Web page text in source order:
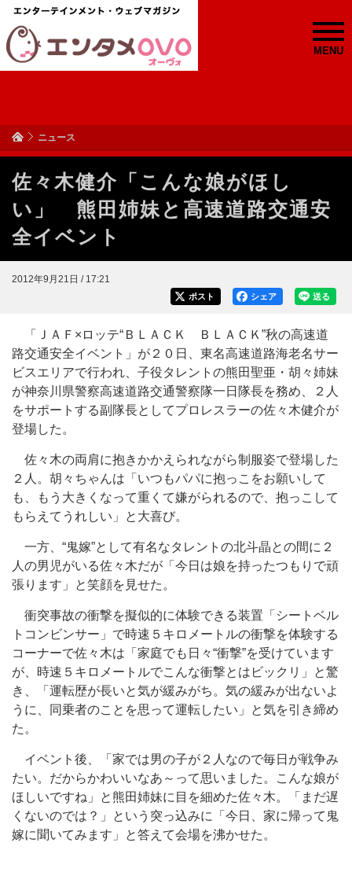
MENU
ニュース
佐々木健介「こんな娘がほし
い」 熊田姉妹と高速道路交通安
全イベント
2012年9月21日 / 17:21
送る
シェア
ポスト
「ＪＡＦ×ロッテ“ＢＬＡＣＫ ＢＬＡＣＫ”秋の高速道
路交通安全イベント」が２０日、東名高速道路海老名サー
ビスエリアで行われ、子役タレントの熊田聖亜・胡々姉妹
が神奈川県警察高速道路交通警察隊一日隊長を務め、２人
をサポートする副隊長としてプロレスラーの佐々木健介が
登場した。
佐々木の両肩に抱きかかえられながら制服姿で登場した
２人。胡々ちゃんは「いつもパパに抱っこをお願いして
も、もう大きくなって重くて嫌がられるので、抱っこして
もらえてうれしい」と大喜び。
一方、“鬼嫁”として有名なタレントの北斗晶との間に２
人の男児がいる佐々木だが「今日は娘を持ったつもりで頑
張ります」と笑顔を見せた。
衝突事故の衝撃を擬似的に体験できる装置「シートベル
トコンビンサー」で時速５キロメートルの衝撃を体験する
コーナーで佐々木は「家庭でも日々“衝撃”を受けています
が、時速５キロメートルでこんな衝撃とはビックリ」と驚
き、「運転歴が長いと気が緩みがち。気の緩みが出ないよ
うに、同乗者のことを思って運転したい」と気を引き締め
た。
イベント後、「家では男の子が２人なので毎日が戦争み
たい。だからかわいいなあ～って思いました。こんな娘が
ほしいですね」と熊田姉妹に目を細めた佐々木。「まだ遅
くないのでは？」という突っ込みに「今日、家に帰って鬼
嫁に聞いてみます」と答えて会場を沸かせた。